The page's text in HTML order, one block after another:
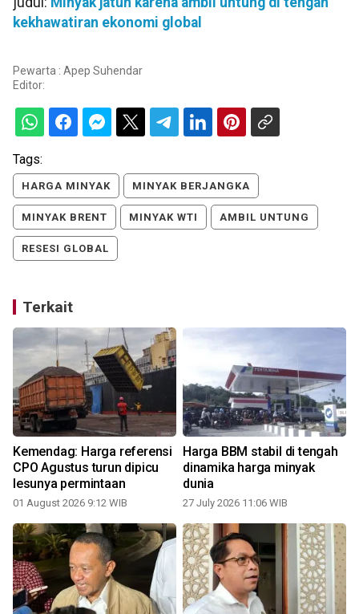
kekhawatiran ekonomi global
Pewarta : Apep Suhendar
Editor:
Tags:
HARGA MINYAK MINYAK BERJANGKA
MINYAK BRENT MINYAK WTI AMBIL UNTUNG
RESESI GLOBAL
Terkait
Kemendag: Harga referensi
CPO Agustus turun dipicu
lesunya permintaan
01 August 2026 9:12 WIB
Harga BBM stabil di tengah
dinamika harga minyak
dunia
27 July 2026 11:06 WIB